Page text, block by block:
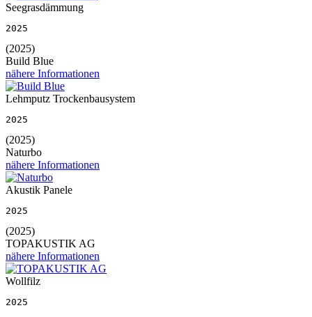
Seegrasdämmung
2025
(2025)
Build Blue
nähere Informationen
Lehmputz Trockenbausystem
2025
(2025)
Naturbo
nähere Informationen
Akustik Panele
2025
(2025)
TOPAKUSTIK AG
nähere Informationen
Wollfilz
2025